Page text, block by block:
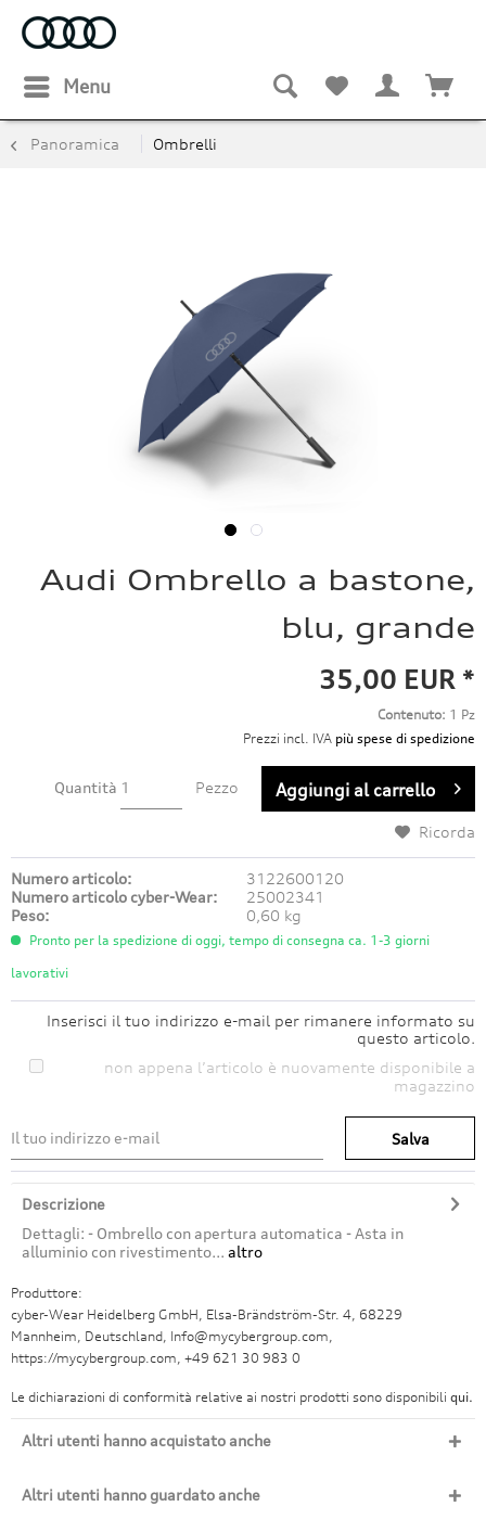
Menu
Panoramica Ombrelli
Audi Ombrello a bastone,
blu, grande
35,00 EUR *
Contenuto: 1 Pz
Prezzi incl. IVA più spese di spedizione
Quantità Pezzo Aggiungi al carrello
Ricorda
Numero articolo:
3122600120
Numero articolo cyber-Wear:
25002341
Peso:
0,60 kg
Pronto per la spedizione di oggi, tempo di consegna ca. 1-3 giorni
lavorativi
Inserisci il tuo indirizzo e-mail per rimanere informato su
questo articolo.
non appena l’articolo è nuovamente disponibile a
magazzino
Salva
Descrizione
Dettagli: - Ombrello con apertura automatica - Asta in
alluminio con rivestimento... altro
Produttore:
cyber-Wear Heidelberg GmbH, Elsa-Brändström-Str. 4, 68229
Mannheim, Deutschland, Info@mycybergroup.com,
https://mycybergroup.com, +49 621 30 983 0
Le dichiarazioni di conformità relative ai nostri prodotti sono disponibili qui.
Altri utenti hanno acquistato anche
Altri utenti hanno guardato anche